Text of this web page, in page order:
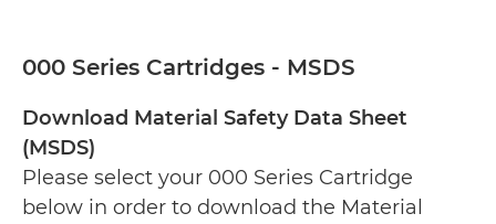
Varnostni listi
000 Series Cartridges - MSDS
Download Material Safety Data Sheet
(MSDS)
Please select your 000 Series Cartridge
below in order to download the Material